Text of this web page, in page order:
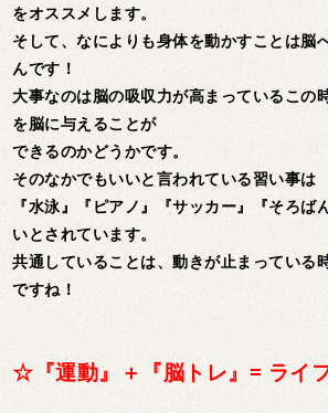
をオススメします。
そして、なによりも身体を動かすことは脳
んです！
大事なのは脳の吸収力が高まっているこの
を脳に与えることが
できるのかどうかです。
そのなかでもいいと言われている習い事は
『水泳』『ピアノ』『サッカー』『そろば
いとされています。
共通していることは、動きが止まっている
ですね！
☆『運動』＋『脳トレ』= ライ